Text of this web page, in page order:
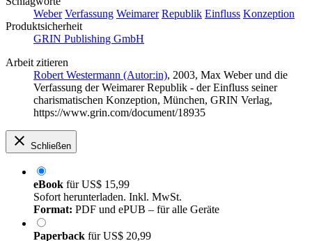
Weber Verfassung Weimarer Republik Einfluss Konzeption
Produktsicherheit
GRIN Publishing GmbH
Arbeit zitieren
Robert Westermann (Autor:in), 2003, Max Weber und die
Verfassung der Weimarer Republik - der Einfluss seiner
charismatischen Konzeption, München, GRIN Verlag,
https://www.grin.com/document/18935
Schließen
eBook fürUS$ 15,99
Sofort herunterladen. Inkl. MwSt.
Format: PDF und ePUB – für alle Geräte
Paperback fürUS$ 20,99